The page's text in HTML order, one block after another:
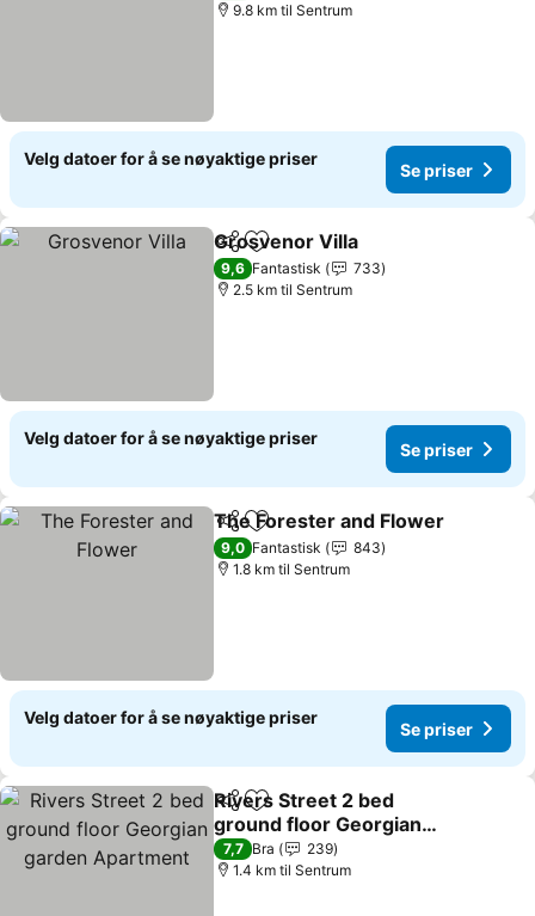
9.8 km til Sentrum
Velg datoer for å se nøyaktige priser
Se priser
Del Legg til i favoritter
Grosvenor Villa
9,6 Fantastisk
733
2.5 km til Sentrum
Velg datoer for å se nøyaktige priser
Se priser
Del Legg til i favoritter
The Forester and Flower
9,0 Fantastisk
843
1.8 km til Sentrum
Velg datoer for å se nøyaktige priser
Se priser
Del Legg til i favoritter
Rivers Street 2 bed
ground floor Georgian
garden Apartment
Se priser
7,7 Bra
239
1.4 km til Sentrum